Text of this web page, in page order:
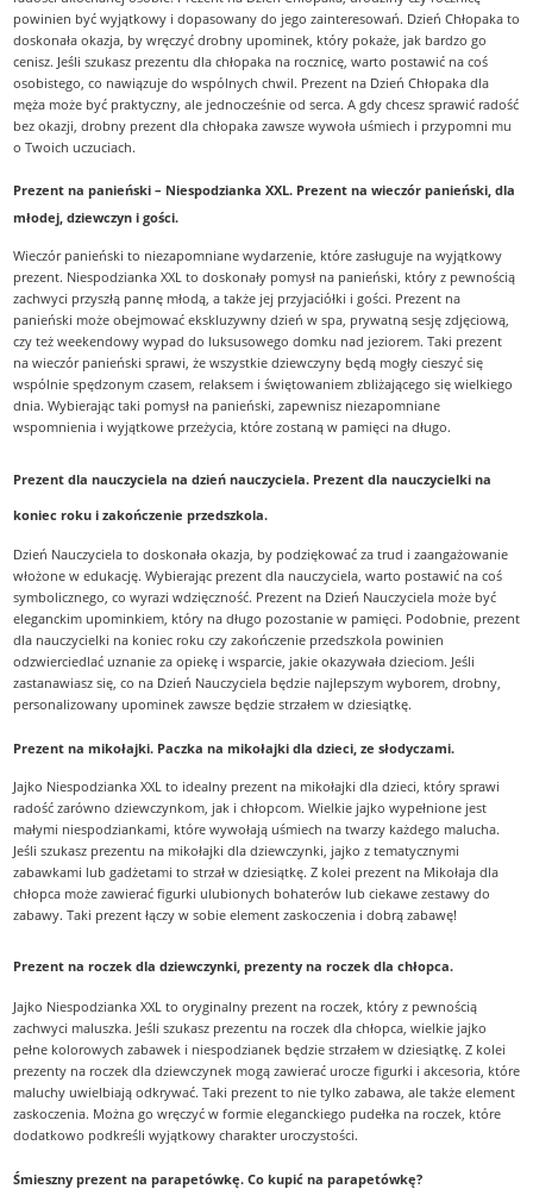
powinien być wyjątkowy i dopasowany do jego zainteresowań. Dzień Chłopaka to
doskonała okazja, by wręczyć drobny upominek, który pokaże, jak bardzo go
cenisz. Jeśli szukasz prezentu dla chłopaka na rocznicę, warto postawić na coś
osobistego, co nawiązuje do wspólnych chwil. Prezent na Dzień Chłopaka dla
męża może być praktyczny, ale jednocześnie od serca. A gdy chcesz sprawić radość
bez okazji, drobny prezent dla chłopaka zawsze wywoła uśmiech i przypomni mu
o Twoich uczuciach.
Prezent na panieński – Niespodzianka XXL. Prezent na wieczór panieński, dla
młodej, dziewczyn i gości.
Wieczór panieński to niezapomniane wydarzenie, które zasługuje na wyjątkowy
prezent. Niespodzianka XXL to doskonały pomysł na panieński, który z pewnością
zachwyci przyszłą pannę młodą, a także jej przyjaciółki i gości. Prezent na
panieński może obejmować ekskluzywny dzień w spa, prywatną sesję zdjęciową,
czy też weekendowy wypad do luksusowego domku nad jeziorem. Taki prezent
na wieczór panieński sprawi, że wszystkie dziewczyny będą mogły cieszyć się
wspólnie spędzonym czasem, relaksem i świętowaniem zbliżającego się wielkiego
dnia. Wybierając taki pomysł na panieński, zapewnisz niezapomniane
wspomnienia i wyjątkowe przeżycia, które zostaną w pamięci na długo.
Prezent dla nauczyciela na dzień nauczyciela. Prezent dla nauczycielki na
koniec roku i zakończenie przedszkola.
Dzień Nauczyciela to doskonała okazja, by podziękować za trud i zaangażowanie
włożone w edukację. Wybierając prezent dla nauczyciela, warto postawić na coś
symbolicznego, co wyrazi wdzięczność. Prezent na Dzień Nauczyciela może być
eleganckim upominkiem, który na długo pozostanie w pamięci. Podobnie, prezent
dla nauczycielki na koniec roku czy zakończenie przedszkola powinien
odzwierciedlać uznanie za opiekę i wsparcie, jakie okazywała dzieciom. Jeśli
zastanawiasz się, co na Dzień Nauczyciela będzie najlepszym wyborem, drobny,
personalizowany upominek zawsze będzie strzałem w dziesiątkę.
Prezent na mikołajki. Paczka na mikołajki dla dzieci, ze słodyczami.
Jajko Niespodzianka XXL to idealny prezent na mikołajki dla dzieci, który sprawi
radość zarówno dziewczynkom, jak i chłopcom. Wielkie jajko wypełnione jest
małymi niespodziankami, które wywołają uśmiech na twarzy każdego malucha.
Jeśli szukasz prezentu na mikołajki dla dziewczynki, jajko z tematycznymi
zabawkami lub gadżetami to strzał w dziesiątkę. Z kolei prezent na Mikołaja dla
chłopca może zawierać figurki ulubionych bohaterów lub ciekawe zestawy do
zabawy. Taki prezent łączy w sobie element zaskoczenia i dobrą zabawę!
Prezent na roczek dla dziewczynki, prezenty na roczek dla chłopca.
Jajko Niespodzianka XXL to oryginalny prezent na roczek, który z pewnością
zachwyci maluszka. Jeśli szukasz prezentu na roczek dla chłopca, wielkie jajko
pełne kolorowych zabawek i niespodzianek będzie strzałem w dziesiątkę. Z kolei
prezenty na roczek dla dziewczynek mogą zawierać urocze figurki i akcesoria, które
maluchy uwielbiają odkrywać. Taki prezent to nie tylko zabawa, ale także element
zaskoczenia. Można go wręczyć w formie eleganckiego pudełka na roczek, które
dodatkowo podkreśli wyjątkowy charakter uroczystości.
Śmieszny prezent na parapetówkę. Co kupić na parapetówkę?